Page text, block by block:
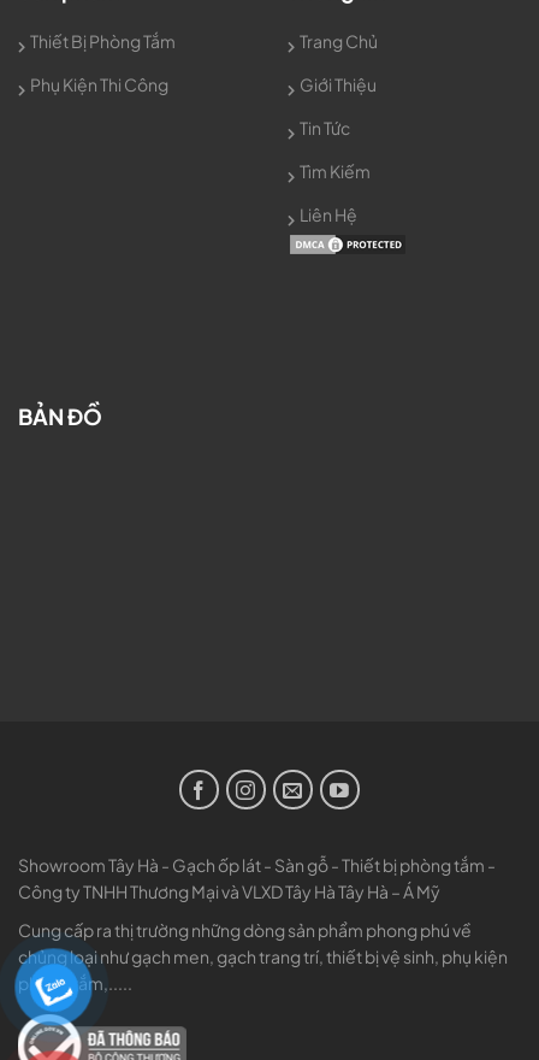
Thiết Bị Phòng Tắm
Phụ Kiện Thi Công
Trang Chủ
Giới Thiệu
Tin Tức
Tìm Kiếm
Liên Hệ
BẢN ĐỒ
Showroom Tây Hà - Gạch ốp lát - Sàn gỗ - Thiết bị phòng tắm -
Công ty TNHH Thương Mại và VLXD Tây Hà Tây Hà – Á Mỹ
Cung cấp ra thị trường những dòng sản phẩm phong phú về
chủng loại như gạch men, gạch trang trí, thiết bị vệ sinh, phụ kiện
phòng tắm,.....